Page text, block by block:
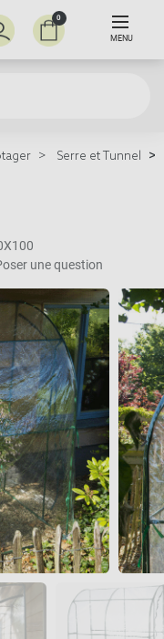
0
MENU
Serre et Tunnel
une question
keyboard_arrow_right